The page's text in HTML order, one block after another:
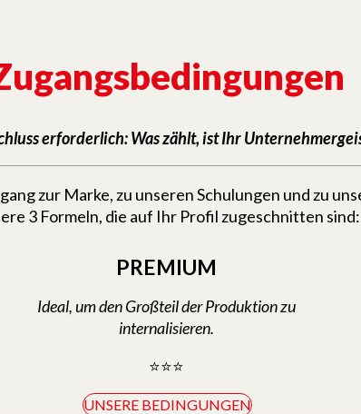
erforderlich: Was zählt, ist Ihr
zur Marke, zu unseren Schulungen und zu
3 Formeln, die auf Ihr Profil zugeschnitten sind:
PREMIUM
Ideal, um den Großteil der Produktion zu
internalisieren.
⭐⭐⭐
UNSERE BEDINGUNGEN